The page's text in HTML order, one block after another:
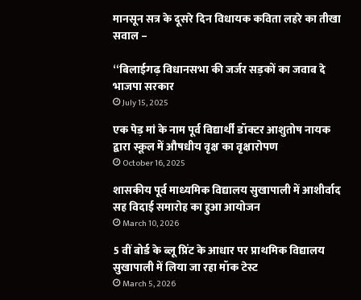
मानसून सत्र के दूसरे दिन विधायक कविता लहरे का तीखा
सवाल –
“बिलाईगढ़ विधानसभा की जर्जर सड़कों का जवाब दे
भाजपा सरकार
July 15, 2025
एक पेड़ मां के नाम पूर्व विद्यार्थी डॉक्टर आशुतोष नायक
द्वारा स्कूल में औषधीय वृक्ष का वृक्षारोपण
October 16, 2025
शासकीय पूर्व माध्यमिक विद्यालय सुखापाली में आशीर्वाद
सह विदाई समारोह का हुआ आयोजन
March 10, 2026
5 वीं बोर्ड के ब्लू प्रिंट के आधार पर प्राथमिक विद्यालय
सुखापाली में लिया जा रहा मॉक टेस्ट
March 5, 2026